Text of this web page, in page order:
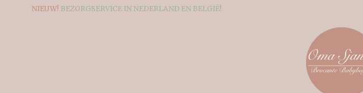
NIEUW! BEZORGSERVICE IN NEDERLAND EN BELGIË!